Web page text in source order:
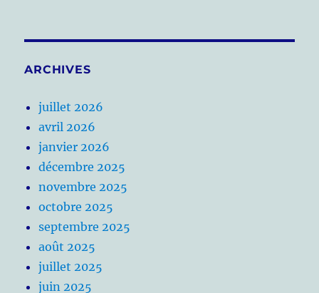
ARCHIVES
juillet 2026
avril 2026
janvier 2026
décembre 2025
novembre 2025
octobre 2025
septembre 2025
août 2025
juillet 2025
juin 2025